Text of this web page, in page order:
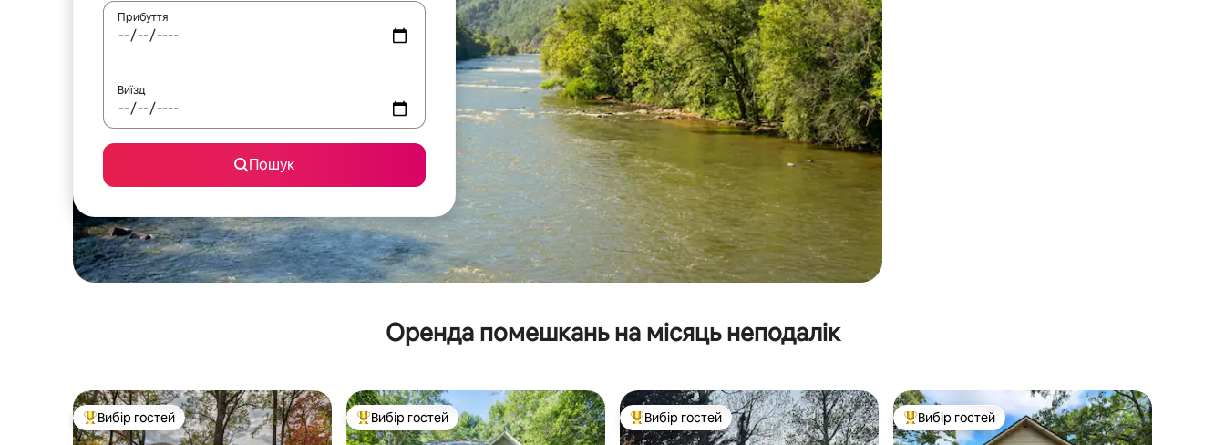
Прибуття
Виїзд
Пошук
Оренда помешкань на місяць неподалік
Топ вибір гостей
Вибір гостей Топ вибір гостей
Вибір гостей Топ вибір гостей
Вибір гостей Топ вибір гостей
Вибір гостей